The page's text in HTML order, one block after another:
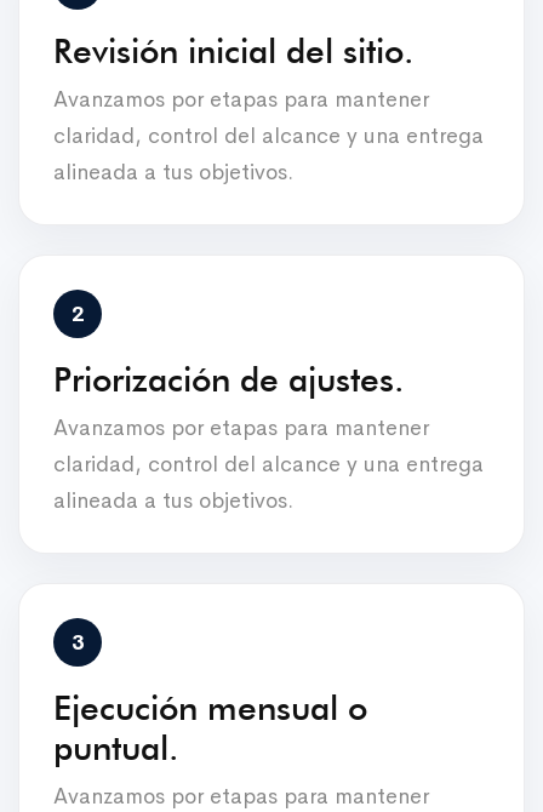
Revisión inicial del sitio.
Avanzamos por etapas para mantener
claridad, control del alcance y una entrega
alineada a tus objetivos.
Priorización de ajustes.
Avanzamos por etapas para mantener
claridad, control del alcance y una entrega
alineada a tus objetivos.
Ejecución mensual o
puntual.
Avanzamos por etapas para mantener